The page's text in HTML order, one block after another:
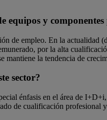
y
de empleo. En la actualidad
por la alta
mantiene la tendencia de
sector?
énfasis en el área de
de cualificación profesional